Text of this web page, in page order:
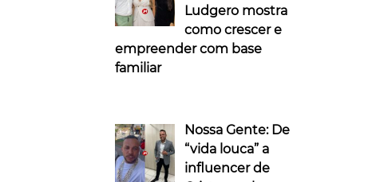
Ludgero mostra
como crescer e
empreender com base
familiar
Nossa Gente: De
“vida louca” a
influencer de